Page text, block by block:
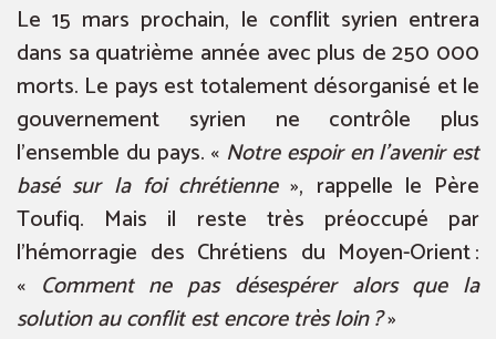
Le 15 mars prochain, le conflit syrien entrera
dans sa quatrième année avec plus de 250 000
morts. Le pays est totalement désorganisé et le
gouvernement syrien ne contrôle plus
l’ensemble du pays. « Notre espoir en l’avenir est
basé sur la foi chrétienne», rappelle le Père
Toufiq. Mais il reste très préoccupé par
l’hémorragie des Chrétiens du Moyen-Orient :
« Comment ne pas désespérer alors que la
solution au conflit est encore très loin ?»